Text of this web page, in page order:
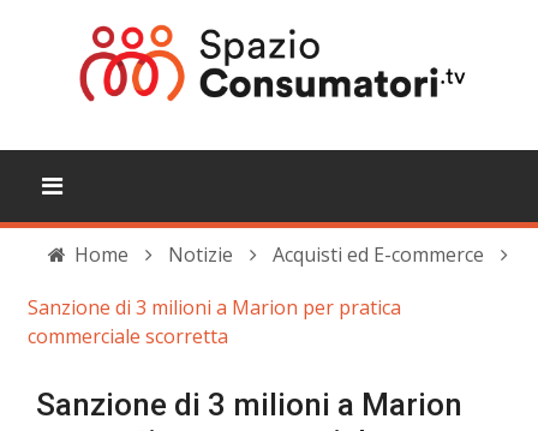
Home Notizie
Acquisti ed E-commerce
Sanzione di 3 milioni a Marion per pratica
commerciale scorretta
Sanzione di 3 milioni a Marion